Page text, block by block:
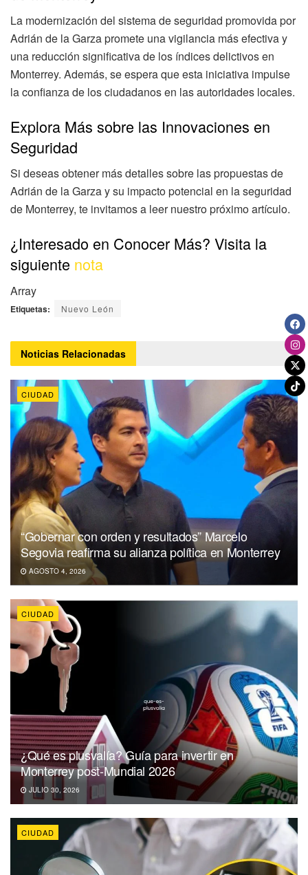
La modernización del sistema de seguridad promovida por
Adrián de la Garza promete una vigilancia más efectiva y
una reducción significativa de los índices delictivos en
Monterrey. Además, se espera que esta iniciativa impulse
la confianza de los ciudadanos en las autoridades locales.
Explora Más sobre las Innovaciones en
Seguridad
Si deseas obtener más detalles sobre las propuestas de
Adrián de la Garza y su impacto potencial en la seguridad
de Monterrey, te invitamos a leer nuestro próximo artículo.
¿Interesado en Conocer Más? Visita la
siguiente nota
Array
Etiquetas: Nuevo León
Noticias Relacionadas
CIUDAD
“Gobernar con orden y resultados” Marcelo
Segovia reafirma su alianza política en Monterrey
AGOSTO 4, 2026
CIUDAD
¿Qué es plusvalía? Guía para invertir en
Monterrey post-Mundial 2026
JULIO 30, 2026
CIUDAD